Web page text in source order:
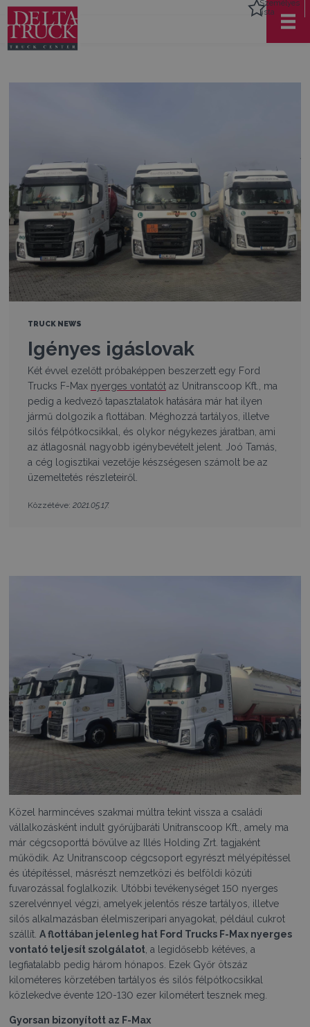
Személyes
lista
TRUCK NEWS
Igényes igáslovak
Két évvel ezelőtt próbaképpen beszerzett egy Ford
Trucks F-Max nyerges vontatótaz Unitranscoop Kft., ma
pedig a kedvező tapasztalatok hatására már hat ilyen
jármű dolgozik a flottában. Méghozzá tartályos, illetve
silós félpótkocsikkal, és olykor négykezes járatban, ami
az átlagosnál nagyobb igénybevételt jelent. Joó Tamás,
a cég logisztikai vezetője készségesen számolt be az
üzemeltetés részleteiről.
Közzétéve: 2021.05.17.
Közel harmincéves szakmai múltra tekint vissza a családi
vállalkozásként indult győrújbaráti Unitranscoop Kft., amely ma
már cégcsoporttá bővülve az Illés Holding Zrt. tagjaként
működik. Az Unitranscoop cégcsoport egyrészt mélyépítéssel
és útépítéssel, másrészt nemzetközi és belföldi közúti
fuvarozással foglalkozik. Utóbbi tevékenységet 150 nyerges
szerelvénnyel végzi, amelyek jelentős része tartályos, illetve
silós alkalmazásban élelmiszeripari anyagokat, például cukrot
szállít.A flottában jelenleg hat Ford Trucks F-Max nyerges
vontató teljesít szolgálatot , a legidősebb kétéves, a
legfiatalabb pedig három hónapos. Ezek Győr ötszáz
kilométeres körzetében tartályos és silós félpótkocsikkal
közlekedve évente 120-130 ezer kilométert tesznek meg.
Gyorsan bizonyított az F-Max